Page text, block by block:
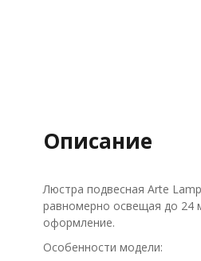
Описание
Люстра подвесная Arte
равномерно освещая до 24
оформление.
Особенности модели: